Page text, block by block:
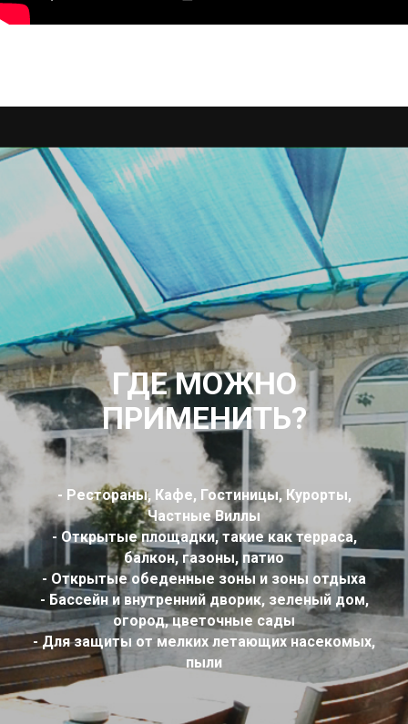
ГДЕ МОЖНО
ПРИМЕНИТЬ?
- Рестораны, Кафе, Гостиницы, Курорты,
Частные Виллы
- Открытые площадки, такие как терраса,
балкон, газоны, патио
- Открытые обеденные зоны и зоны отдыха
- Бассейн и внутренний дворик, зеленый дом,
огород, цветочные сады
- Для защиты от мелких летающих насекомых,
пыли